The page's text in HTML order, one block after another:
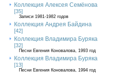
Коллекция Алексея Семёнова
[35]
Записи 1981-1982 годов
Коллекция Андрея Байдина
[42]
Коллекция Владимира Буряка
[32]
Песни Евгения Коновалова, 1993 год
Коллекция Владимира Буряка
[13]
Песни Евгения Коновалова, 1994 год